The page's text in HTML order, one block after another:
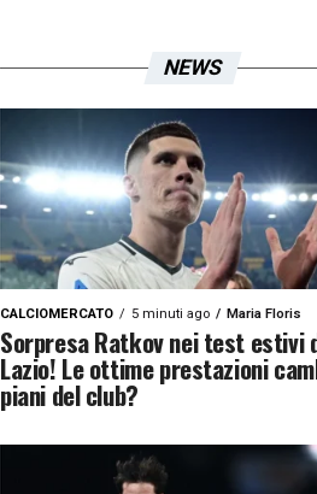
NEWS
CALCIOMERCATO 5 minuti ago Maria Floris
Sorpresa Ratkov nei test estivi
Lazio! Le ottime prestazioni
piani del club?